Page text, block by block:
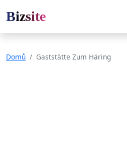
Bizsite
Domů Gaststätte Zum Häring